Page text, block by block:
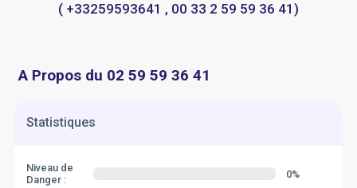
( +33259593641 , 00 33 2 59 59 36 41)
A Propos du 02 59 59 36 41
Statistiques
Niveau de
Danger :
0%